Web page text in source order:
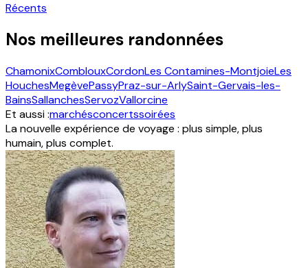
Récents
Nos meilleures randonnées
ChamonixComblouxCordonLes Contamines-MontjoieLes
HouchesMegèvePassyPraz-sur-ArlySaint-Gervais-les-
BainsSallanchesServozVallorcine
Et aussi :marchésconcertssoirées
La nouvelle expérience de voyage : plus simple, plus
humain, plus complet.